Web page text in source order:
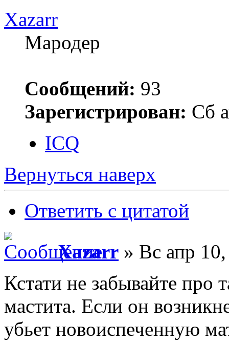
Xazarr
Мародер
Сообщений: 93
Зарегистрирован: Сб
ICQ
Вернуться наверх
Ответить с цитатой
Xazarr » Вс апр
Кстати не забывайте про
мастита. Если он
убьет новоиспеченную